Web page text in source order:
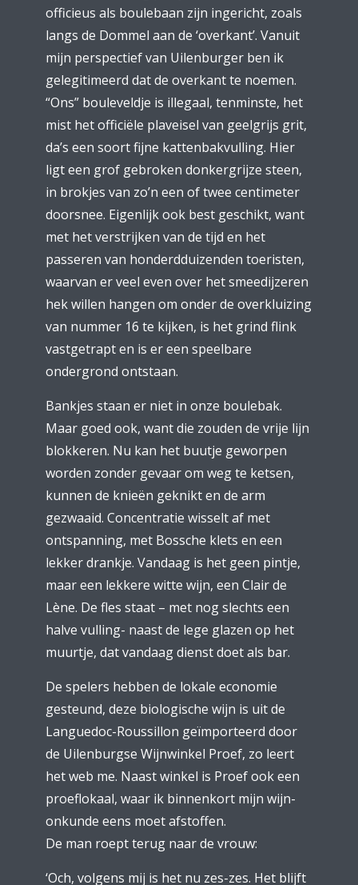
officieus als boulebaan zijn ingericht, zoals
langs de Dommel aan de ‘overkant’. Vanuit
mijn perspectief van Uilenburger ben ik
gelegitimeerd dat de overkant te noemen.
“Ons” bouleveldje is illegaal, tenminste, het
mist het officiële plaveisel van geelgrijs grit,
da’s een soort fijne kattenbakvulling. Hier
ligt een grof gebroken donkergrijze steen,
in brokjes van zo’n een of twee centimeter
doorsnee. Eigenlijk ook best geschikt, want
met het verstrijken van de tijd en het
passeren van honderdduizenden toeristen,
waarvan er veel even over het smeedijzeren
hek willen hangen om onder de overkluizing
van nummer 16 te kijken, is het grind flink
vastgetrapt en is er een speelbare
ondergrond ontstaan.
Bankjes staan er niet in onze boulebak.
Maar goed ook, want die zouden de vrije lijn
blokkeren. Nu kan het buutje geworpen
worden zonder gevaar om weg te ketsen,
kunnen de knieën geknikt en de arm
gezwaaid. Concentratie wisselt af met
ontspanning, met Bossche klets en een
lekker drankje. Vandaag is het geen pintje,
maar een lekkere witte wijn, een Clair de
Lène. De fles staat – met nog slechts een
halve vulling- naast de lege glazen op het
muurtje, dat vandaag dienst doet als bar.
De spelers hebben de lokale economie
gesteund, deze biologische wijn is uit de
Languedoc-Roussillon geïmporteerd door
de Uilenburgse Wijnwinkel Proef, zo leert
het web me. Naast winkel is Proef ook een
proeflokaal, waar ik binnenkort mijn wijn-
onkunde eens moet afstoffen.
De man roept terug naar de vrouw:
‘Och, volgens mij is het nu zes-zes. Het blijft